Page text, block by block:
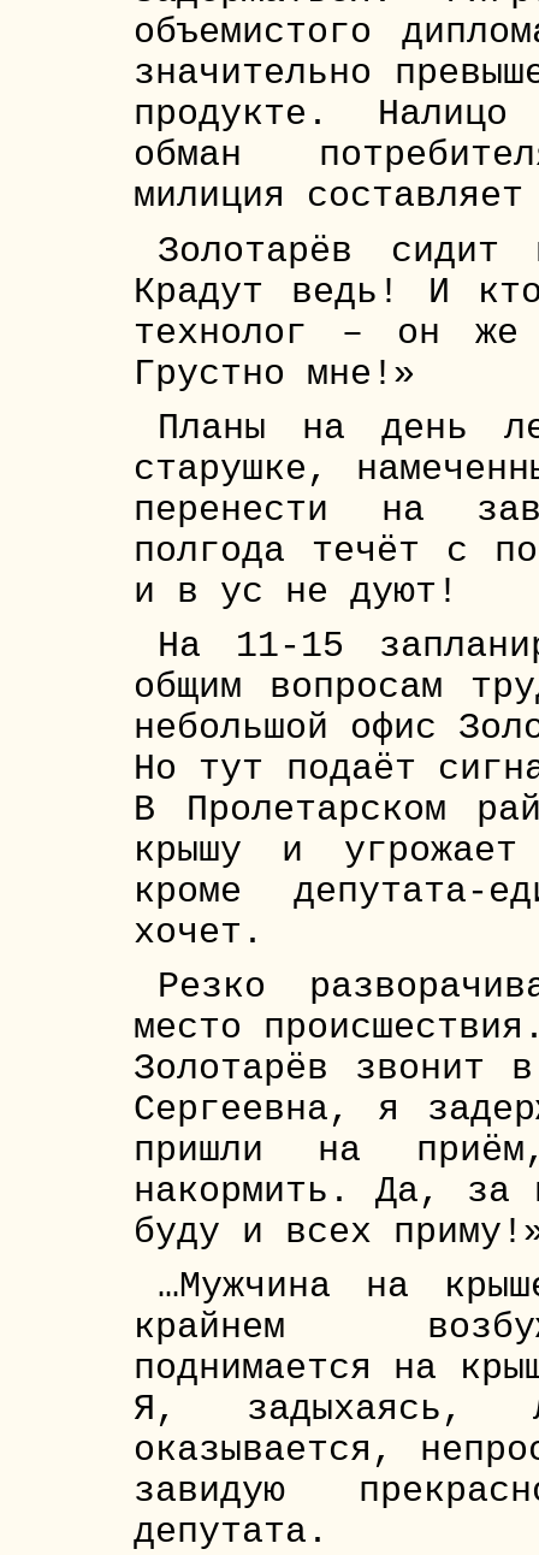
объемистого
значительно
продукте.
обман
милиция
Золотарёв
Крадут ведь! И
технолог – он
Грустно мне!»
Планы на день
старушке,
перенести на
полгода течёт с
и в ус не дуют!
На 11-15
общим вопросам
небольшой офис
Но тут подаёт
В Пролетарском
крышу и
кроме депутата-
хочет.
Резко
место
Золотарёв звонит
Сергеевна, я
пришли на
накормить. Да, за
буду и всех
…Мужчина на
крайнем
поднимается на
Я,
оказывается,
завидую
депутата.